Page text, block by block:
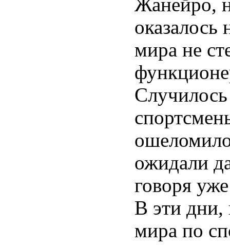
Жанейро,
оказалось
мира не
Случилось
ожидали
говоря
В эти дни,
мира по